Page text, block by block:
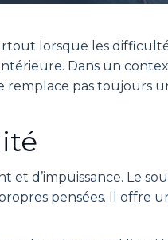
lorsque les
Dans un
pas toujours
d’impuissance. Le
pensées. Il offre